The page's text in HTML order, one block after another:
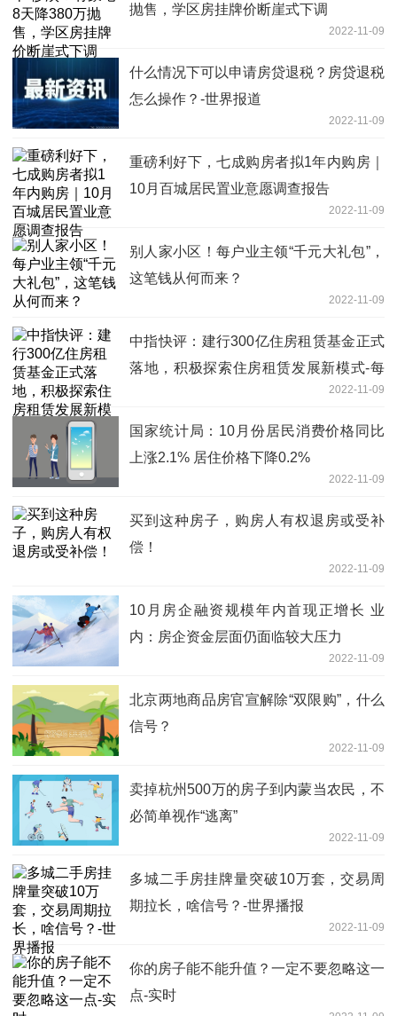
抛售，学区房挂牌价断崖式下调
2022-11-09
什么情况下可以申请房贷退税？房贷退税
怎么操作？-世界报道
2022-11-09
重磅利好下，七成购房者拟1年内购房｜
10月百城居民置业意愿调查报告
2022-11-09
别人家小区！每户业主领“千元大礼包”，
这笔钱从何而来？
2022-11-09
中指快评：建行300亿住房租赁基金正式
落地，积极探索住房租赁发展新模式-每
2022-11-09
国家统计局：10月份居民消费价格同比
上涨2.1% 居住价格下降0.2%
2022-11-09
买到这种房子，购房人有权退房或受补
偿！
2022-11-09
10月房企融资规模年内首现正增长 业
内：房企资金层面仍面临较大压力
2022-11-09
北京两地商品房官宣解除“双限购”，什么
信号？
2022-11-09
卖掉杭州500万的房子到内蒙当农民，不
必简单视作“逃离”
2022-11-09
多城二手房挂牌量突破10万套，交易周
期拉长，啥信号？-世界播报
2022-11-09
你的房子能不能升值？一定不要忽略这一
点-实时